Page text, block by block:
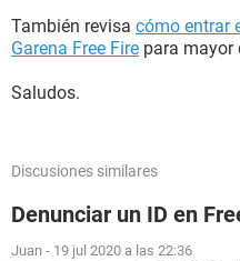
También revisa cómo entrar
Garena Free Fire para mayor
Saludos.
Discusiones similares
Denunciar un ID en
Juan - 19 jul 2020 a las 22:36